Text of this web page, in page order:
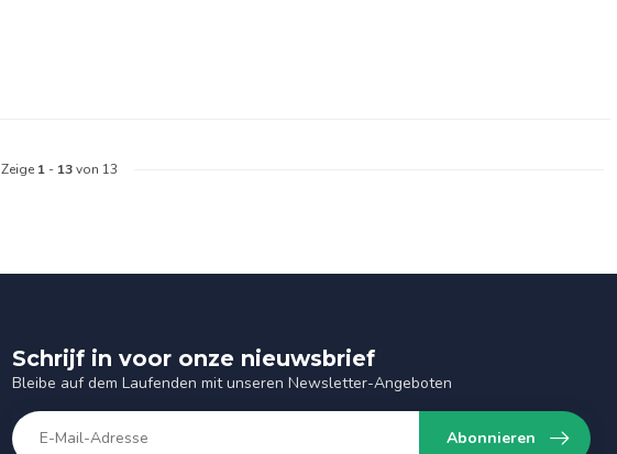
Zeige 1 - 13von 13
Schrijf in voor onze nieuwsbrief
Bleibe auf dem Laufenden mit unseren Newsletter-Angeboten
Abonnieren